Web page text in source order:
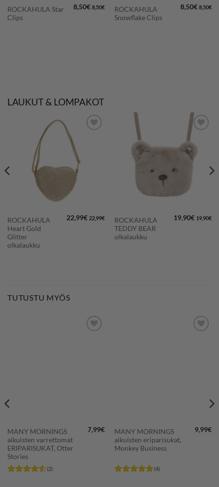
ROCKAHULA Star
Clips
8,50€ 8,50€
ROCKAHULA
Snowflake Clips
8,50€ 8,50€
LAUKUT & LOMPAKOT
LISÄÄ
SUOSIKKEIHIN
ROCKAHULA
Heart Gold
Glitter
olkalaukku
22,99€ 22,99€
SUOSIKKEIHIN
ROCKAHULA
TEDDY BEAR
olkalaukku
19,90€ 19,90€
TUTUSTU MYÖS
MANY MORNINGS
aikuisten varrettomat
ERIPARISUKAT, Otter
Stories
(2)
7,99€
MANY MORNINGS
aikuisten eriparisukat,
Monkey Business
(4)
9,99€